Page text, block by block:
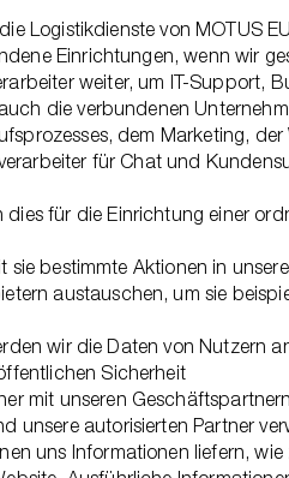
Logistikdienste von MOTUS
Einrichtungen, wenn wir
weiter, um IT-Support,
die verbundenen
dem Marketing,
für Chat und
für die Einrichtung einer
bestimmte Aktionen in
austauschen, um sie
wir die Daten von Nutzern
Sicherheit
mit unseren
unsere autorisierten Partner
uns Informationen liefern,